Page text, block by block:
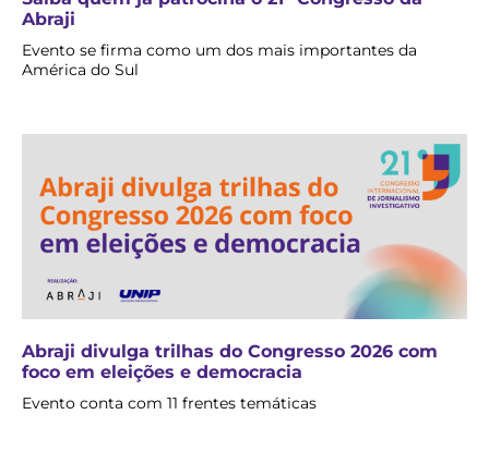
Abraji
Evento se firma como um dos mais importantes da
América do Sul
Abraji divulga trilhas do Congresso 2026 com
foco em eleições e democracia
Evento conta com 11 frentes temáticas